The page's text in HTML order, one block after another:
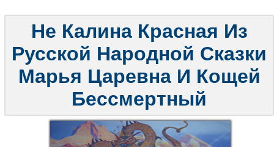
Не Калина Красная Из
Русской Народной Сказки
Марья Царевна И Кощей
Бессмертный